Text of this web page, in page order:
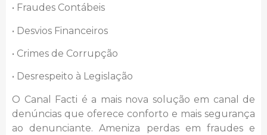
• Fraudes Contábeis
• Desvios Financeiros
• Crimes de Corrupção
• Desrespeito à Legislação
O Canal Facti é a mais nova solução em canal de
denúncias que oferece conforto e mais segurança
ao denunciante. Ameniza perdas em fraudes e